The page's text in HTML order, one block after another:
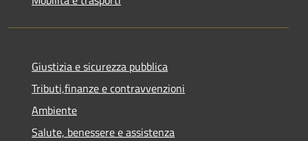
Giustizia e sicurezza pubblica
Tributi,finanze e contravvenzioni
Ambiente
Salute, benessere e assistenza